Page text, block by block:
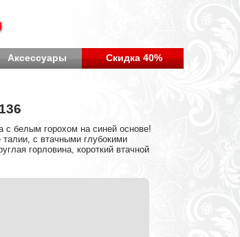
Аксессуары Скидка 40%
с белым горохом на синей основе!
с втачными глубокими
горловина, короткий втачной